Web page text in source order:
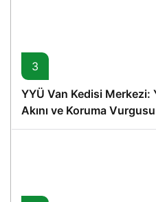
3
YYÜ Van Kedisi
Akını ve Koruma Vurgusu